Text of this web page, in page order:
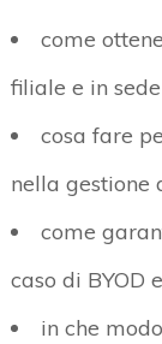
come
filiale e in
cosa fare
nella gestione
come
caso di BYOD
in che